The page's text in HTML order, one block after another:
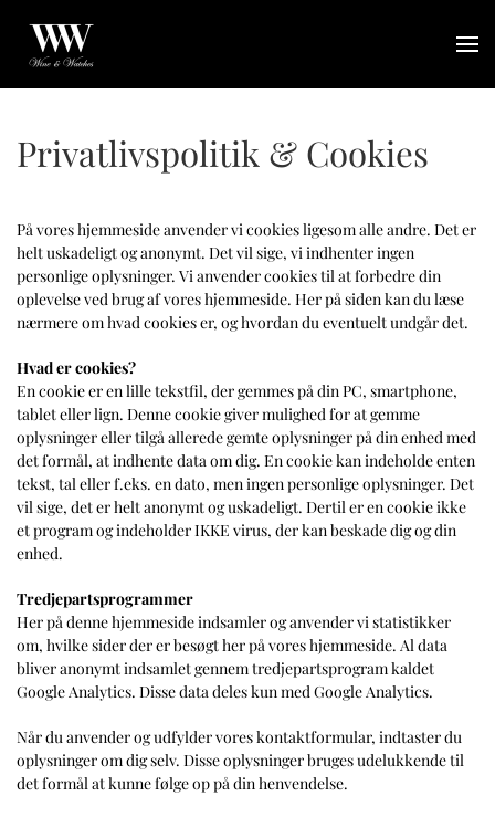
Gå til hovedindhold
Privatlivspolitik & Cookies
På vores hjemmeside anvender vi cookies ligesom alle andre. Det er
helt uskadeligt og anonymt. Det vil sige, vi indhenter ingen
personlige oplysninger. Vi anvender cookies til at forbedre din
oplevelse ved brug af vores hjemmeside. Her på siden kan du læse
nærmere om hvad cookies er, og hvordan du eventuelt undgår det.
Hvad er cookies?
En cookie er en lille tekstfil, der gemmes på din PC, smartphone,
tablet eller lign. Denne cookie giver mulighed for at gemme
oplysninger eller tilgå allerede gemte oplysninger på din enhed med
det formål, at indhente data om dig. En cookie kan indeholde enten
tekst, tal eller f.eks. en dato, men ingen personlige oplysninger. Det
vil sige, det er helt anonymt og uskadeligt. Dertil er en cookie ikke
et program og indeholder IKKE virus, der kan beskade dig og din
enhed.
Tredjepartsprogrammer
Her på denne hjemmeside indsamler og anvender vi statistikker
om, hvilke sider der er besøgt her på vores hjemmeside. Al data
bliver anonymt indsamlet gennem tredjepartsprogram kaldet
Google Analytics. Disse data deles kun med Google Analytics.
Når du anvender og udfylder vores kontaktformular, indtaster du
oplysninger om dig selv. Disse oplysninger bruges udelukkende til
det formål at kunne følge op på din henvendelse.